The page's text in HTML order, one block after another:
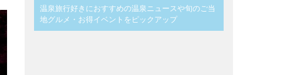
温泉旅行好きにおすすめの温泉ニュースや旬のご当
地グルメ・お得イベントをピックアップ